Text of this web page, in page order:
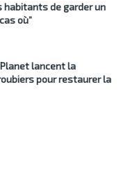
habitants de garder un
où”
Planet lancent la
pour restaurer la